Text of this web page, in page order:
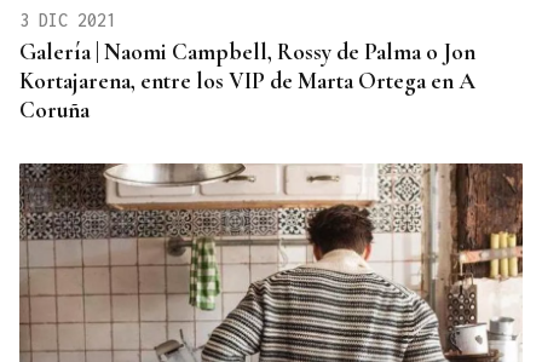
3 DIC 2021
Galería | Naomi Campbell, Rossy de Palma o Jon
Kortajarena, entre los VIP de Marta Ortega en A
Coruña